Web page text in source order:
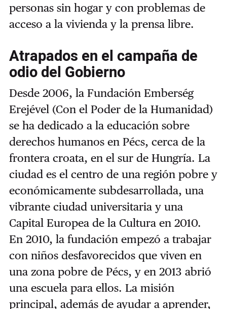
personas sin hogar y con problemas de
acceso a la vivienda y la prensa libre.
Atrapados en el campaña de
odio del Gobierno
Desde 2006, la Fundación Emberség
Erejével (Con el Poder de la Humanidad)
se ha dedicado a la educación sobre
derechos humanos en Pécs, cerca de la
frontera croata, en el sur de Hungría. La
ciudad es el centro de una región pobre y
económicamente subdesarrollada, una
vibrante ciudad universitaria y una
Capital Europea de la Cultura en 2010.
En 2010, la fundación empezó a trabajar
con niños desfavorecidos que viven en
una zona pobre de Pécs, y en 2013 abrió
una escuela para ellos. La misión
principal, además de ayudar a aprender,